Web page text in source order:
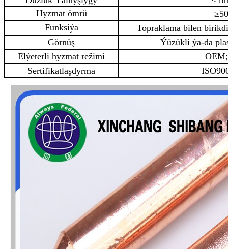
Hyzmat ömrü
Funksiýa
Topraklama bilen
Görnüş
Ýüzükli ýa-da
Elýeterli hyzmat režimi
Sertifikatlaşdyrma